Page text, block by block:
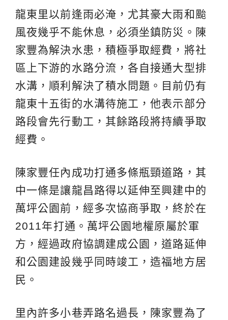
龍東里以前逢雨必淹，尤其豪大雨和颱
風夜幾乎不能休息，必須坐鎮防災。陳
家豐為解決水患，積極爭取經費，將社
區上下游的水路分流，各自接通大型排
水溝，順利解決了積水問題。目前仍有
龍東十五街的水溝待施工，他表示部分
路段會先行動工，其餘路段將持續爭取
經費。
陳家豐任內成功打通多條瓶頸道路，其
中一條是讓龍昌路得以延伸至興建中的
萬坪公園前，經多次協商爭取，終於在
2011年打通。萬坪公園地權原屬於軍
方，經過政府協調建成公園，道路延伸
和公園建設幾乎同時竣工，造福地方居
民。
里內許多小巷弄路名過長，陳家豐為了